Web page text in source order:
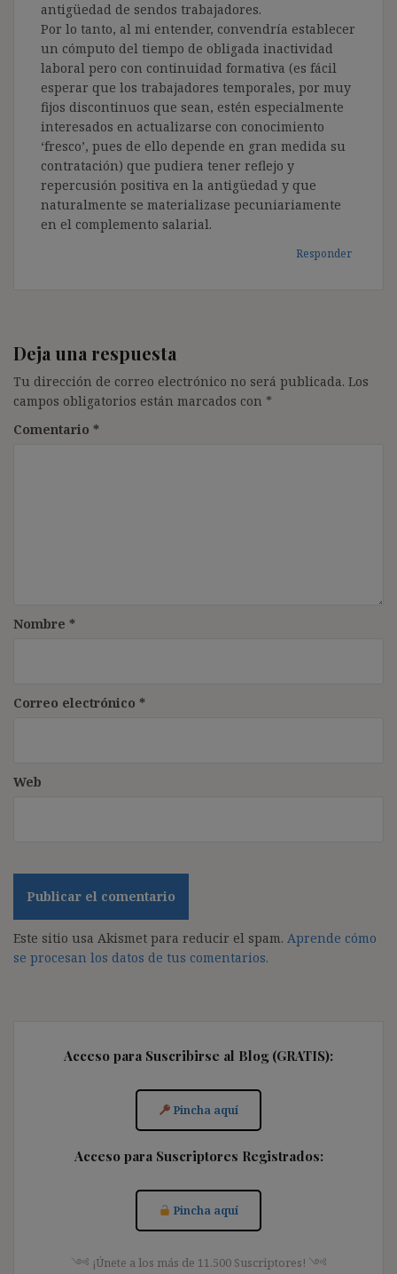
antigüedad de sendos trabajadores.
Por lo tanto, al mi entender, convendría establecer
un cómputo del tiempo de obligada inactividad
laboral pero con continuidad formativa (es fácil
esperar que los trabajadores temporales, por muy
fijos discontinuos que sean, estén especialmente
interesados en actualizarse con conocimiento
‘fresco’, pues de ello depende en gran medida su
contratación) que pudiera tener reflejo y
repercusión positiva en la antigüedad y que
naturalmente se materializase pecuniariamente
en el complemento salarial.
Responder
Deja una respuesta
Tu dirección de correo electrónico no será publicada. Los
campos obligatorios están marcados con *
Comentario *
Nombre *
Correo electrónico *
Web
Este sitio usa Akismet para reducir el spam. Aprende cómo
se procesan los datos de tus comentarios.
Acceso para Suscribirse al Blog (GRATIS):
Pincha aquí
Acceso para Suscriptores Registrados:
Pincha aquí
༺ ¡Únete a los más de 11.500 Suscriptores! ༺